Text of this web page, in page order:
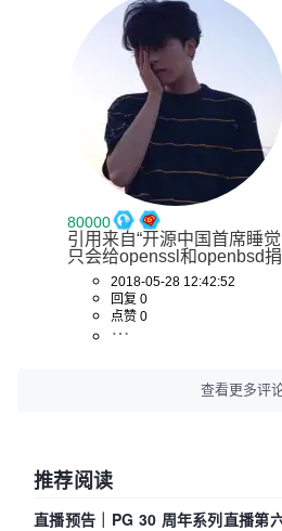
80000
引用来自“开源中国首席睡
只会给openssl和openbsd
2018-05-28 12:42:52
回复 0
点赞 0
查看更多评
推荐阅读
直播预告｜PG 30 周年系列直播第